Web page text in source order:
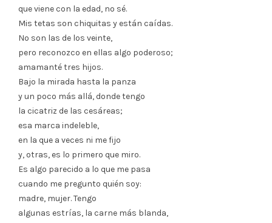
que viene con la edad, no sé.
Mis tetas son chiquitas y están caídas.
No son las de los veinte,
pero reconozco en ellas algo poderoso;
amamanté tres hijos.
Bajo la mirada hasta la panza
y un poco más allá, donde tengo
la cicatriz de las cesáreas;
esa marca indeleble,
en la que a veces ni me fijo
y, otras, es lo primero que miro.
Es algo parecido a lo que me pasa
cuando me pregunto quién soy:
madre, mujer. Tengo
algunas estrías, la carne más blanda,